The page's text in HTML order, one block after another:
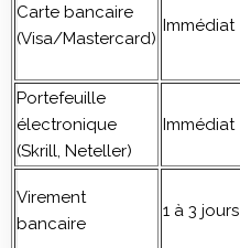
Carte bancaire
(Visa/Mastercard)
Immédiat
Portefeuille
électronique
(Skrill, Neteller)
Immédiat
Virement
bancaire
1 à 3 jours